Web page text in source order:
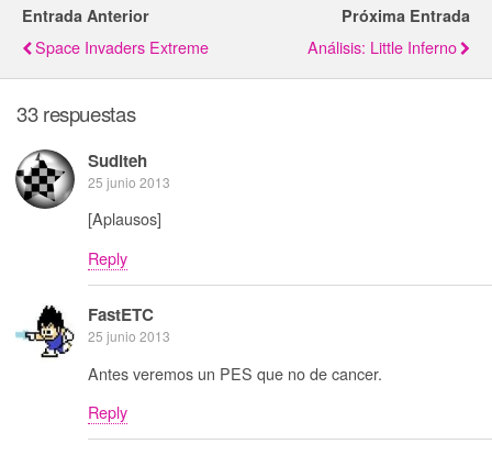
Entrada Anterior
Space Invaders Extreme
Próxima Entrada
Análisis: Little Inferno
33 respuestas
Suditeh
25 junio 2013
[Aplausos]
Reply
FastETC
25 junio 2013
Antes veremos un PES que no de cancer.
Reply